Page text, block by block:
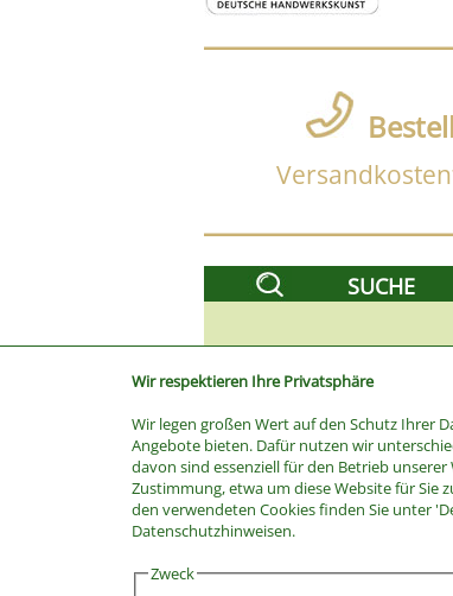
Wir respektieren Ihre Privatsphäre
Wir legen großen Wert auf den Schutz Ihrer
Angebote bieten. Dafür nutzen wir
davon sind essenziell für den Betrieb
Zustimmung, etwa um diese Website für Sie
den verwendeten Cookies finden Sie unter
Datenschutzhinweisen.
Zweck
SUCHE
Stichwort